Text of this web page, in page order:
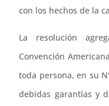
con los hechos de la
La resolución
Convención
toda persona, en su
debidas garantías y